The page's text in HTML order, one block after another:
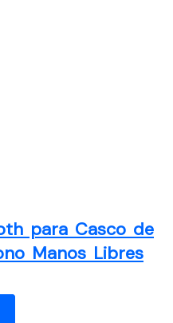
para Casco de
Manos Libres